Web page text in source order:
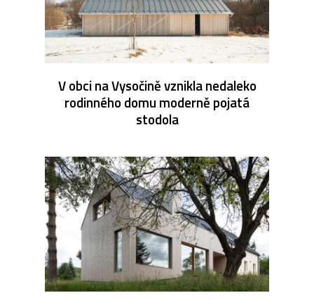
V obci na Vysočině vznikla nedaleko
rodinného domu moderně pojatá
stodola